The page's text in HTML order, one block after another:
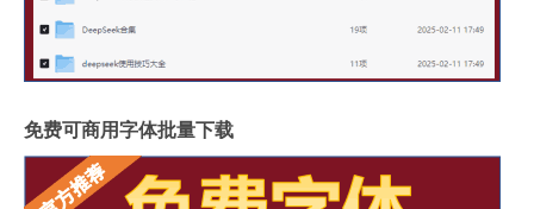
免费可商用字体批量下载